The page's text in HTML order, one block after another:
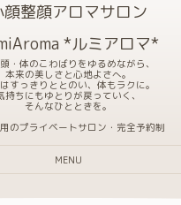
顔整顔アロマサロン
*ルミアロマ*
・体のこわばりをゆるめながら、
本来の美しさと心地よさへ。
すっきりととのい、体もラクに。
持ちにもゆとりが戻っていく、
そんなひとときを。
のプライベートサロン・完全予約制
MENU